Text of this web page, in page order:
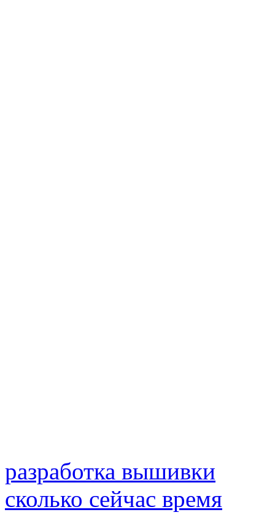
разработка вышивки
сколько сейчас время